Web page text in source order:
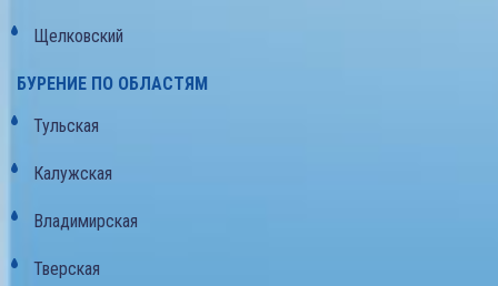
Щелковский
БУРЕНИЕ ПО ОБЛАСТЯМ
Тульская
Калужская
Владимирская
Тверская